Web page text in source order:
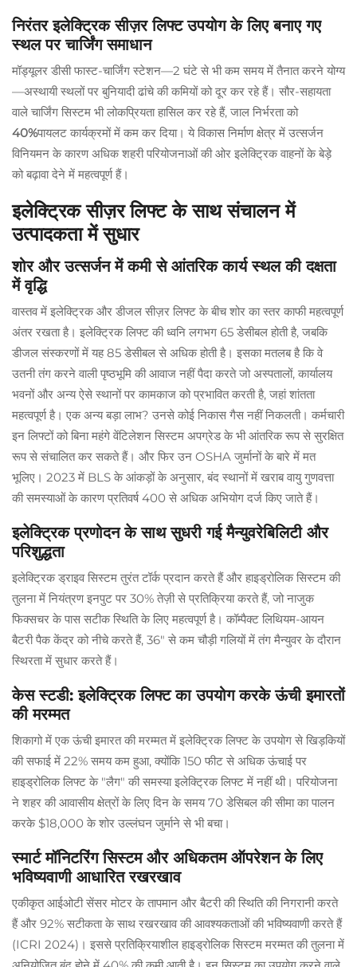
निरंतर इलेक्ट्रिक सीज़र लिफ्ट उपयोग के लिए बनाए गए
स्थल पर चार्जिंग समाधान
मॉड्यूलर डीसी फास्ट-चार्जिंग स्टेशन—2 घंटे से भी कम समय में तैनात करने योग्य
—अस्थायी स्थलों पर बुनियादी ढांचे की कमियों को दूर कर रहे हैं। सौर-सहायता
वाले चार्जिंग सिस्टम भी लोकप्रियता हासिल कर रहे हैं, जाल निर्भरता को
40%पायलट कार्यक्रमों में कम कर दिया। ये विकास निर्माण क्षेत्र में उत्सर्जन
विनियमन के कारण अधिक शहरी परियोजनाओं की ओर इलेक्ट्रिक वाहनों के बेड़े
को बढ़ावा देने में महत्वपूर्ण हैं।
इलेक्ट्रिक सीज़र लिफ्ट के साथ संचालन में
उत्पादकता में सुधार
शोर और उत्सर्जन में कमी से आंतरिक कार्य स्थल की दक्षता
में वृद्धि
वास्तव में इलेक्ट्रिक और डीजल सीज़र लिफ्ट के बीच शोर का स्तर काफी महत्वपूर्ण
अंतर रखता है। इलेक्ट्रिक लिफ्ट की ध्वनि लगभग 65 डेसीबल होती है, जबकि
डीजल संस्करणों में यह 85 डेसीबल से अधिक होती है। इसका मतलब है कि वे
उतनी तंग करने वाली पृष्ठभूमि की आवाज नहीं पैदा करते जो अस्पतालों, कार्यालय
भवनों और अन्य ऐसे स्थानों पर कामकाज को प्रभावित करती है, जहां शांतता
महत्वपूर्ण है। एक अन्य बड़ा लाभ? उनसे कोई निकास गैस नहीं निकलती। कर्मचारी
इन लिफ्टों को बिना महंगे वेंटिलेशन सिस्टम अपग्रेड के भी आंतरिक रूप से सुरक्षित
रूप से संचालित कर सकते हैं। और फिर उन OSHA जुर्मानों के बारे में मत
भूलिए। 2023 में BLS के आंकड़ों के अनुसार, बंद स्थानों में खराब वायु गुणवत्ता
की समस्याओं के कारण प्रतिवर्ष 400 से अधिक अभियोग दर्ज किए जाते हैं।
इलेक्ट्रिक प्रणोदन के साथ सुधरी गई मैन्युवरेबिलिटी और
परिशुद्धता
इलेक्ट्रिक ड्राइव सिस्टम तुरंत टॉर्क प्रदान करते हैं और हाइड्रोलिक सिस्टम की
तुलना में नियंत्रण इनपुट पर 30% तेज़ी से प्रतिक्रिया करते हैं, जो नाजुक
फिक्सचर के पास सटीक स्थिति के लिए महत्वपूर्ण है। कॉम्पैक्ट लिथियम-आयन
बैटरी पैक केंद्र को नीचे करते हैं, 36" से कम चौड़ी गलियों में तंग मैन्युवर के दौरान
स्थिरता में सुधार करते हैं।
केस स्टडी: इलेक्ट्रिक लिफ्ट का उपयोग करके ऊंची इमारतों
की मरम्मत
शिकागो में एक ऊंची इमारत की मरम्मत में इलेक्ट्रिक लिफ्ट के उपयोग से खिड़कियों
की सफाई में 22% समय कम हुआ, क्योंकि 150 फीट से अधिक ऊंचाई पर
हाइड्रोलिक लिफ्ट के "लैग" की समस्या इलेक्ट्रिक लिफ्ट में नहीं थी। परियोजना
ने शहर की आवासीय क्षेत्रों के लिए दिन के समय 70 डेसिबल की सीमा का पालन
करके $18,000 के शोर उल्लंघन जुर्माने से भी बचा।
स्मार्ट मॉनिटरिंग सिस्टम और अधिकतम ऑपरेशन के लिए
भविष्यवाणी आधारित रखरखाव
एकीकृत आईओटी सेंसर मोटर के तापमान और बैटरी की स्थिति की निगरानी करते
हैं और 92% सटीकता के साथ रखरखाव की आवश्यकताओं की भविष्यवाणी करते हैं
(ICRI 2024)। इससे प्रतिक्रियाशील हाइड्रोलिक सिस्टम मरम्मत की तुलना में